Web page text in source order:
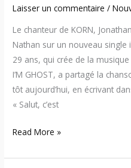
Laisser un commentaire /
Le chanteur de KORN,
Nathan sur un nouveau single
29 ans, qui crée de la
I’M GHOST, a partagé la
tôt aujourd’hui, en écrivant
« Salut, c’est
Read More »